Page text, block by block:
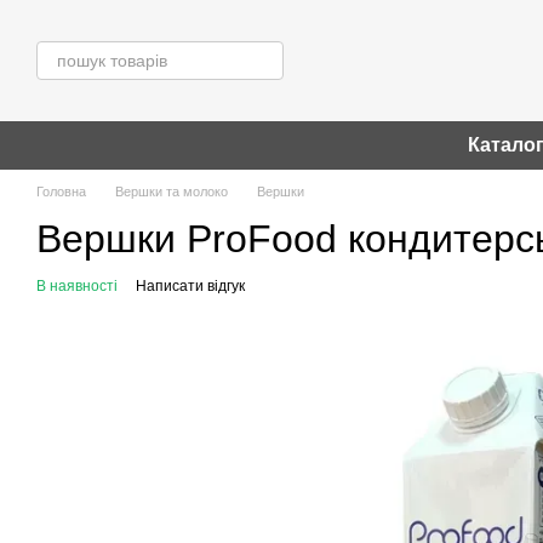
Каталог
Головна Вершки та молоко Вершки
Вершки ProFood
В наявності Написати відгук